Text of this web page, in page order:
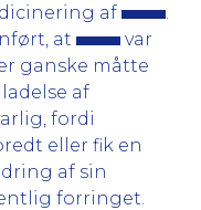
af
at
var
ganske måtte
af
fordi
eller fik en
af sin
forringet.